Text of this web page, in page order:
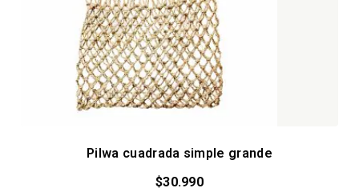
Pilwa cuadrada simple grande
$30.990